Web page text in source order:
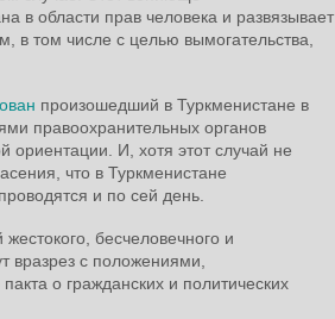
в области прав человека и развязывает
в том числе с целью вымогательства,
произошедший в Туркменистане в
правоохранительных органов
ориентации. И, хотя этот случай не
что в Туркменистане
и по сей день.
бесчеловечного и
вразрез с положениями,
о гражданских и политических